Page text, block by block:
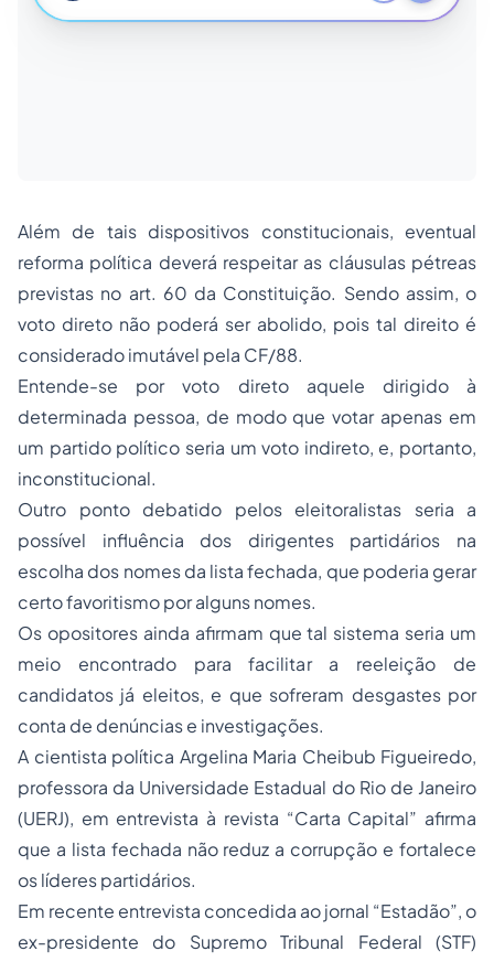
Além de tais dispositivos constitucionais, eventual
reforma política deverá respeitar as cláusulas pétreas
previstas no art. 60 da Constituição. Sendo assim, o
voto direto não poderá ser abolido, pois tal direito é
considerado imutável pela CF/88.
Entende-se por voto direto aquele dirigido à
determinada pessoa, de modo que votar apenas em
um partido político seria um voto indireto, e, portanto,
inconstitucional.
Outro ponto debatido pelos eleitoralistas seria a
possível influência dos dirigentes partidários na
escolha dos nomes da lista fechada, que poderia gerar
certo favoritismo por alguns nomes.
Os opositores ainda afirmam que tal sistema seria um
meio encontrado para facilitar a reeleição de
candidatos já eleitos, e que sofreram desgastes por
conta de denúncias e investigações.
A cientista política Argelina Maria Cheibub Figueiredo,
professora da Universidade Estadual do Rio de Janeiro
(UERJ), em entrevista à revista “Carta Capital” afirma
que a lista fechada não reduz a corrupção e fortalece
os líderes partidários.
Em recente entrevista concedida ao jornal “Estadão”, o
ex-presidente do Supremo Tribunal Federal (STF)